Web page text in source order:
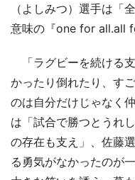
（よしみつ）選手は「
意味の『one for all.all
「ラグビーを続ける
かったり倒れたり、す
のは自分だけじゃなく
は「試合で勝つとうれ
の存在も支え」、佐藤
る勇気がなかったのが